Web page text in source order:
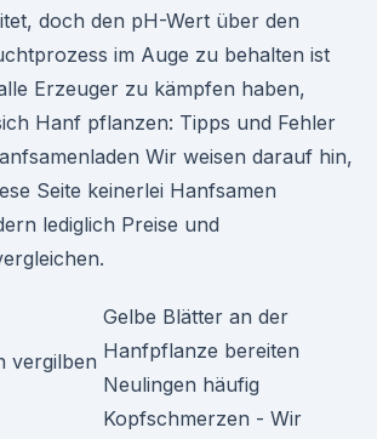
doch den pH-Wert über den
im Auge zu behalten ist
Erzeuger zu kämpfen haben,
Hanf pflanzen: Tipps und Fehler
Wir weisen darauf hin,
Seite keinerlei Hanfsamen
lediglich Preise und
Gelbe Blätter an der
Hanfpflanze bereiten
Neulingen häufig
Kopfschmerzen - Wir